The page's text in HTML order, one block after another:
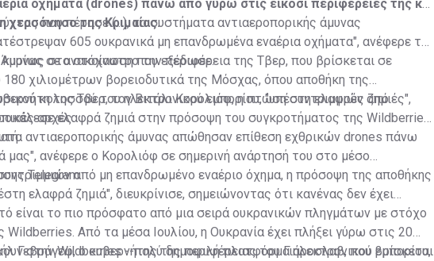
οχήματα (drones) πάνω από γύρω στις είκοσι περιφέρειές της και
χερσόνησο της Κριμαίας.
που πέρασε (...), τα συστήματα αντιαεροπορικής άμυνας
605 ουκρανικά μη επανδρωμένα εναέρια οχήματα", ανέφερε το
σε ανακοίνωση που εξέδωσε.
κυρίως στο στόχαστρο την περιφέρεια της Τβερ, που βρίσκεται σε
χιλιομέτρων βορειοδυτικά της Μόσχας, όπου αποθήκη της
κολοσσού του ηλεκτρονικού εμπορίου, "υπέστη ελαφρές ζημιές",
αρχές.
της Τβερ, τον Βιτάλι Κορολιόφ, η πτώση συντριμμιών από
ελαφρά ζημιά στην πρόσοψη του συγκροτήματος της Wildberries
αντιαεροπορικής άμυνας απώθησαν επίθεση εχθρικών drones πάνω
μας", ανέφερε ο Κορολιόφ σε σημερινή ανάρτησή του στο μέσο
Telegram.από μη επανδρωμένο εναέριο όχημα, η πρόσοψη της αποθήκης
ελαφρά ζημιά", διευκρίνισε, σημειώνοντας ότι κανένας δεν έχει
είναι το πιο πρόσφατο από μια σειρά ουκρανικών πληγμάτων με στόχο
Wildberries. Από τα μέσα Ιουλίου, η Ουκρανία έχει πλήξει γύρω στις 20
στην Wildberries --πολύ δημοφιλή πλατφόρμα ηλεκτρονικού εμπορίου,
Γεβράγεφ, ο κυβερνήτης της περιφέρειας του Γιάροσλαβ, που βρίσκεται